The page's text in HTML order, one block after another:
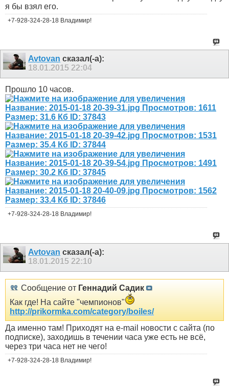
я бы взял его.
+7-928-324-28-18 Владимир!
Avtovan сказал(-а):
18.01.2015 22:04
Прошло 10 часов.
+7-928-324-28-18 Владимир!
Avtovan сказал(-а):
18.01.2015 22:10
Сообщение от Геннадий Садик
Как где! На сайте "чемпионов"
http://prikormka.com/category/boiles/
Да именно там! Приходят на e-mail новости с сайта (по
подписке), заходишь в течении часа уже есть не всё,
через три часа нет не чего!
+7-928-324-28-18 Владимир!